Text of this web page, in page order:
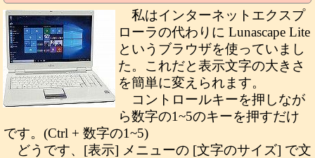
私はインターネットエクスプ
ローラの代わりに Lunascape Lite
というブラウザを使っていまし
た。これだと表示文字の大きさ
を簡単に変えられます。
コントロールキーを押しなが
ら数字の1~5のキーを押すだけ
です。(Ctrl + 数字の1~5)
どうです、[表示] メニューの [文字のサイズ] で文